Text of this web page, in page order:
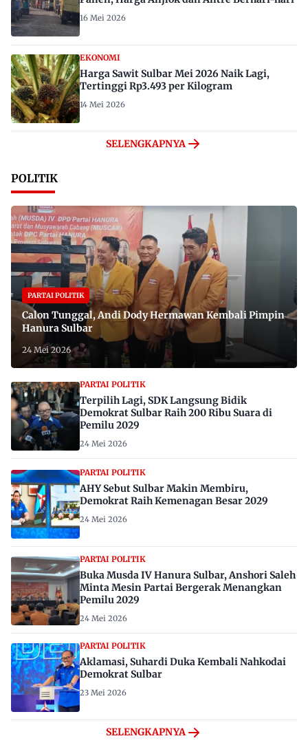
16 Mei 2026
EKONOMI
Harga Sawit Sulbar Mei 2026 Naik Lagi,
Tertinggi Rp3.493 per Kilogram
14 Mei 2026
SELENGKAPNYA
POLITIK
PARTAI POLITIK
Calon Tunggal, Andi Dody Hermawan Kembali Pimpin
Hanura Sulbar
24 Mei 2026
PARTAI POLITIK
Terpilih Lagi, SDK Langsung Bidik
Demokrat Sulbar Raih 200 Ribu Suara di
Pemilu 2029
24 Mei 2026
PARTAI POLITIK
AHY Sebut Sulbar Makin Membiru,
Demokrat Raih Kemenagan Besar 2029
24 Mei 2026
PARTAI POLITIK
Buka Musda IV Hanura Sulbar, Anshori Saleh
Minta Mesin Partai Bergerak Menangkan
Pemilu 2029
24 Mei 2026
PARTAI POLITIK
Aklamasi, Suhardi Duka Kembali Nahkodai
Demokrat Sulbar
23 Mei 2026
SELENGKAPNYA